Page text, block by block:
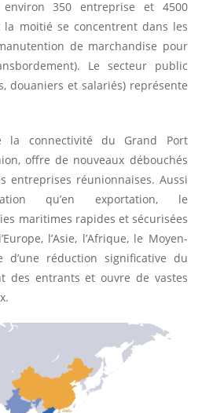
350 entreprise et 4500
moitié se concentrent dans les
de marchandise pour
Le secteur public
douaniers et salariés) représente
la connectivité du Grand Port
offre de nouveaux débouchés
entreprises réunionnaises. Aussi
qu’en exportation, le
maritimes rapides et sécurisées
l’Asie, l’Afrique, le Moyen-
d’une réduction significative du
des entrants et ouvre de vastes